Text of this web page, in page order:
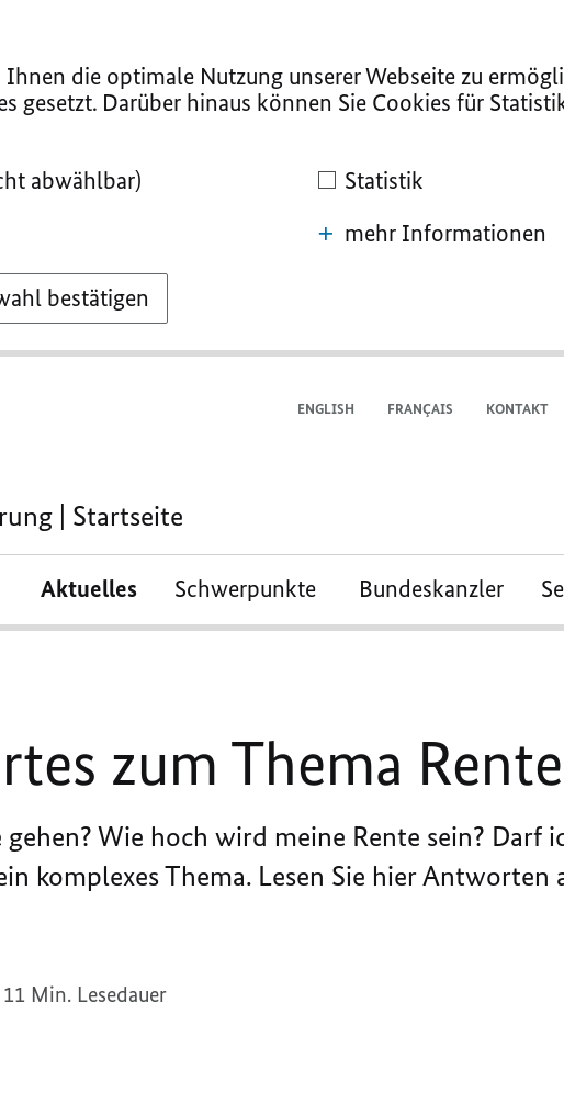
die optimale Nutzung unserer Webseite zu
gesetzt. Darüber hinaus können Sie Cookies für
abwählbar)
Statistik
mehr Informationen
bestätigen
ENGLISH FRANÇAIS KONTAKT
| Startseite
Aktuelles Schwerpunkte Bundeskanzler
zum Thema Rente
Wie hoch wird meine Rente sein? Darf
komplexes Thema. Lesen Sie hier Antworten
11 Min. Lesedauer